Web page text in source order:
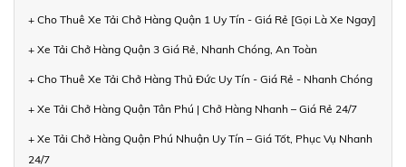
+ Cho Thuê Xe Tải Chở Hàng Quận 1 Uy Tín - Giá Rẻ [Gọi Là Xe Ngay]
+ Xe Tải Chở Hàng Quận 3 Giá Rẻ, Nhanh Chóng, An Toàn
+ Cho Thuê Xe Tải Chở Hàng Thủ Đức Uy Tín - Giá Rẻ - Nhanh Chóng
+ Xe Tải Chở Hàng Quận Tân Phú | Chở Hàng Nhanh – Giá Rẻ 24/7
+ Xe Tải Chở Hàng Quận Phú Nhuận Uy Tín – Giá Tốt, Phục Vụ Nhanh
24/7